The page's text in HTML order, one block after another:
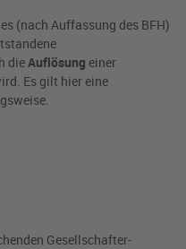
(nach Auffassung des BFH)
dieAuflösung einer
Es gilt hier eine
Gesellschafter-